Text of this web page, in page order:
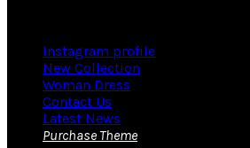
Instagram profile
New Collection
Woman Dress
Contact Us
Latest News
Purchase Theme